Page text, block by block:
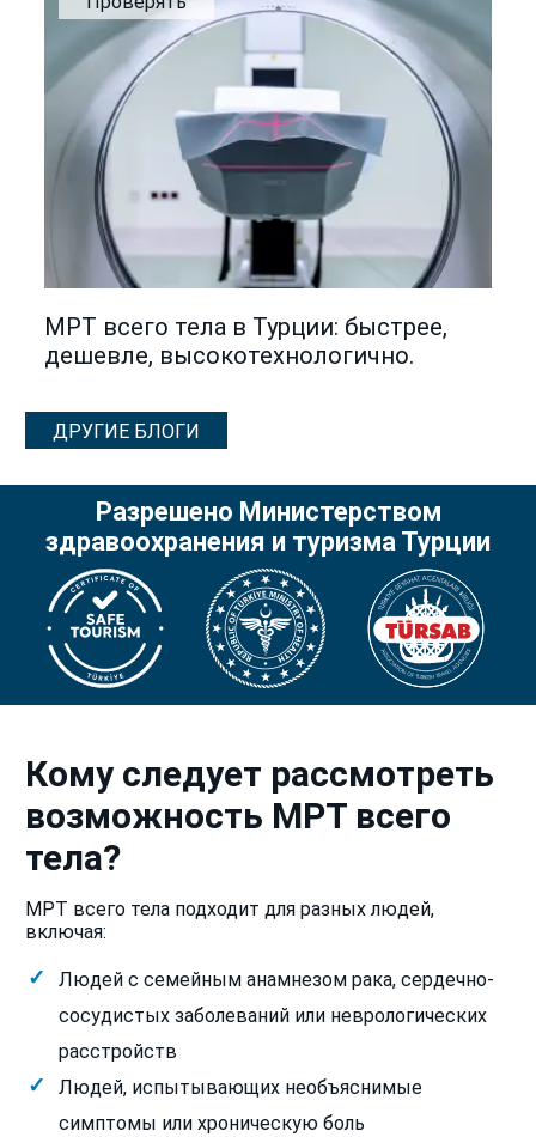
МРТ всего тела в Турции: быстрее,
дешевле, высокотехнологично.
ДРУГИЕ БЛОГИ
Разрешено Министерством
здравоохранения и туризма Турции
Кому следует рассмотреть
возможность МРТ всего
тела?
МРТ всего тела подходит для разных людей,
включая:
Людей с семейным анамнезом рака, сердечно-
сосудистых заболеваний или неврологических
расстройств
Людей, испытывающих необъяснимые
симптомы или хроническую боль